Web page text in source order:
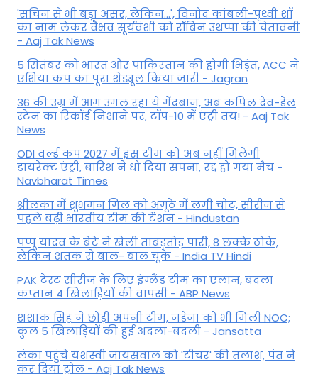
'सचिन से भी बड़ा असर, लेकिन...', व‍िनोद कांबली-पृथ्वी शॉ
का नाम लेकर वैभव सूर्यवंशी को रॉबिन उथप्पा की चेतावनी
- Aaj Tak News
5 सितंबर को भारत और पाकिस्‍तान की होगी भिड़ंत, ACC ने
एशिया कप का पूरा शेड्यूल किया जारी - Jagran
36 की उम्र में आग उगल रहा ये गेंदबाज, अब कपिल देव-डेल
स्टेन का रिकॉर्ड निशाने पर, टॉप-10 में एंट्री तय! - Aaj Tak
News
ODI वर्ल्ड कप 2027 में इस टीम को अब नहीं मिलेगी
डायरेक्ट एंट्री, बारिश ने धो दिया सपना, रद्द हो गया मैच -
Navbharat Times
श्रीलंका में शुभमन गिल को अंगूठे में लगी चोट, सीरीज से
पहले बढ़ी भारतीय टीम की टेंशन - Hindustan
पप्पू यादव के बेटे ने खेली ताबड़तोड़ पारी, 8 छक्के ठोके,
लेकिन शतक से बाल- बाल चूके - India TV Hindi
PAK टेस्ट सीरीज के लिए इंग्लैंड टीम का एलान, बदला
कप्तान 4 खिलाड़ियों की वापसी - ABP News
शशांक सिंह ने छोड़ी अपनी टीम, जडेजा को भी मिली NOC;
कुल 5 खिलाड़ियों की हुई अदला-बदली - Jansatta
लंका पहुंचे यशस्वी जायसवाल को 'टीचर' की तलाश, पंत ने
कर द‍िया ट्रोल - Aaj Tak News